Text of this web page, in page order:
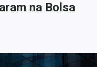
na Bolsa